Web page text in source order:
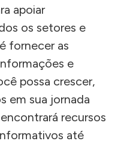
apoiar
os setores e
fornecer as
e
possa crescer,
em sua jornada
recursos
até